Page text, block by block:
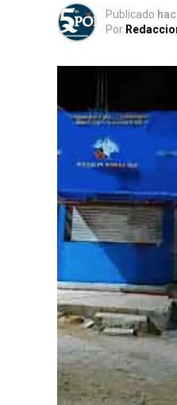
Publicado
Por